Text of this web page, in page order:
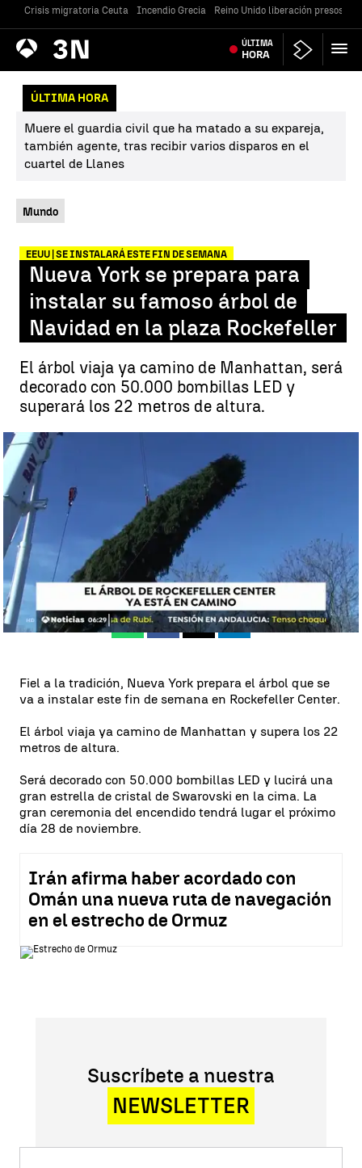
Crisis migratoria Ceuta Incendio Grecia Reino Unido liberación presos
Antena
3 Noticias ÚLTIMA
HORA
ÚLTIMA HORA
Muere el guardia civil que ha matado a su expareja,
también agente, tras recibir varios disparos en el
cuartel de Llanes
Mundo
EEUU | SE INSTALARÁ ESTE FIN DE SEMANA
Nueva York se prepara para
instalar su famoso árbol de
Navidad en la plaza Rockefeller
El árbol viaja ya camino de Manhattan, será
decorado con 50.000 bombillas LED y
superará los 22 metros de altura.
Nueva York se prepara para instalar su famoso árbol de Navidad en
la plaza Rockefeller |antena3noticias.com
Antena 3 Noticias EEUU
Publicado:09 de noviembre de 2018, 08:14
WhatsappFacebook
X Linkedin
Fiel a la tradición, Nueva York prepara el árbol que se
va a instalar este fin de semana en Rockefeller Center.
El árbol viaja ya camino de Manhattan y supera los 22
metros de altura.
Será decorado con 50.000 bombillas LED y lucirá una
gran estrella de cristal de Swarovski en la cima. La
gran ceremonia del encendido tendrá lugar el próximo
día 28 de noviembre.
Irán afirma haber acordado con
Omán una nueva ruta de navegación
en el estrecho de Ormuz
Suscríbete a nuestra
NEWSLETTER